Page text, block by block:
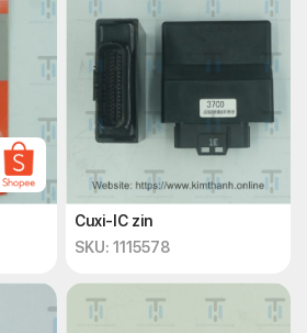
Cuxi-IC zin
SKU: 1115578